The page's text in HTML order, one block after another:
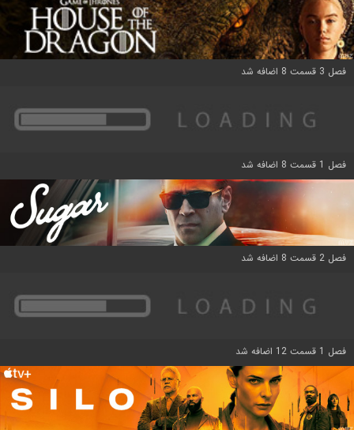
فصل 3 قسمت 8 اضافه شد
فصل 1 قسمت 8 اضافه شد
فصل 2 قسمت 8 اضافه شد
فصل 1 قسمت 12 اضافه شد